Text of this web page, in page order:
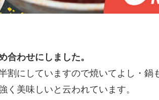
合わせにしました。
割にしていますので焼いてよし・鍋
く美味しいと云われています。